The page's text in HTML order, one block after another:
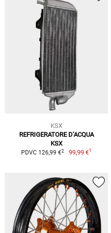
KSX
REFRIGERATORE D’ACQUA
KSX
PDVC 126,99 €2 99,99 €1